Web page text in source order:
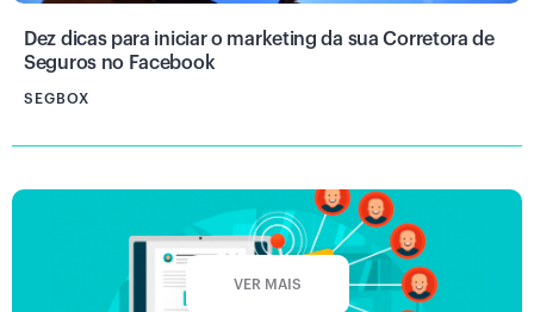
Dez dicas para iniciar o marketing da sua Corretora de
Seguros no Facebook
SEGBOX
VER MAIS